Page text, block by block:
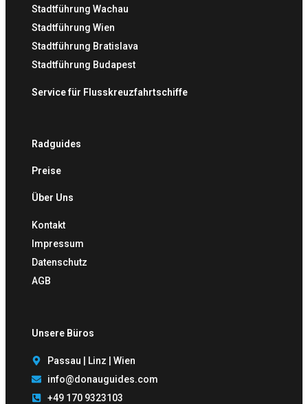
Stadtführung Wachau
Stadtführung Wien
Stadtführung Bratislava
Stadtführung Budapest
Service für Flusskreuzfahrtschiffe
Radguides
Preise
Über Uns
Kontakt
Impressum
Datenschutz
AGB
Unsere Büros
Passau | Linz | Wien
info@donauguides.com
+49 170 9323103